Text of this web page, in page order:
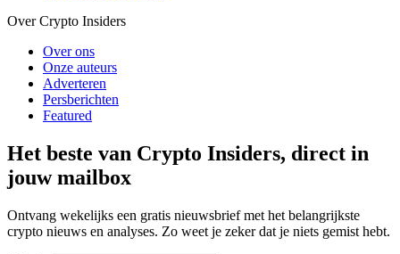
Over Crypto Insiders
Over ons
Onze auteurs
Adverteren
Persberichten
Featured
Het beste van Crypto Insiders, direct in
jouw mailbox
Ontvang wekelijks een gratis nieuwsbrief met het belangrijkste
crypto nieuws en analyses. Zo weet je zeker dat je niets gemist hebt.